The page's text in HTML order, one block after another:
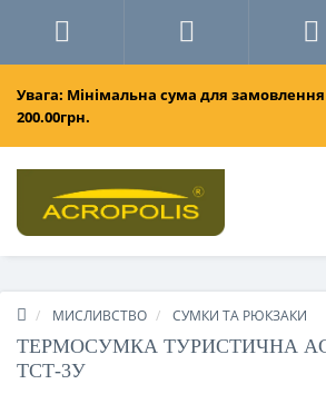
Увага: Мінімальна сума для замовлення
200.00грн.
МИСЛИВСТВО СУМКИ ТА РЮКЗАКИ
ТЕРМОСУМКА ТУРИСТИЧНА
ТСТ-3У